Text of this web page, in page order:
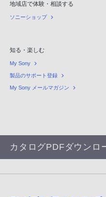
地域店で体験・相談する
ソニーショップ
知る・楽しむ
My Sony
製品のサポート登録
My Sony メールマガジン
カタログPDFダウンロ